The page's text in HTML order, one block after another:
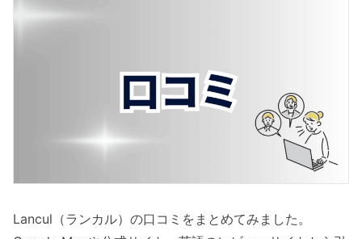
Lancul（ランカル）の口コミをまとめてみました。